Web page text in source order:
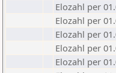
Elozahl per
Elozahl per
Elozahl per
Elozahl per
Elozahl per